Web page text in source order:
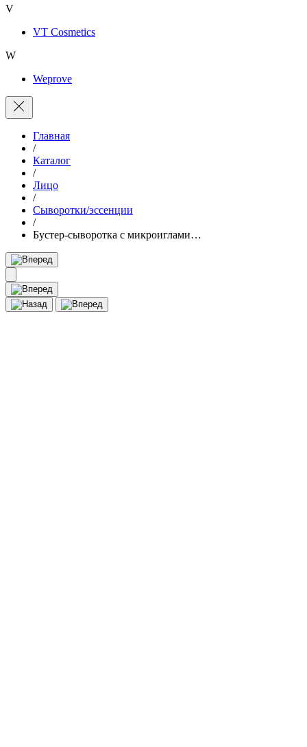
V
VT Cosmetics
W
Weprove
Главная
/
Каталог
/
Лицо
/
Сыворотки/эссенции
/
Бустер-сыворотка с микроиглами…